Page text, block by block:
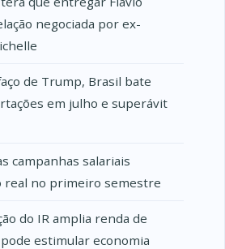
negociada por ex-
de Trump, Brasil bate
em julho e superávit
campanhas salariais
real no primeiro semestre
do IR amplia renda de
estimular economia